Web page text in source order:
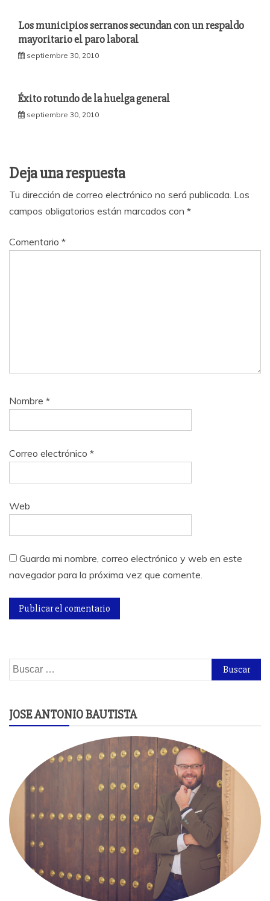
Los municipios serranos secundan con un respaldo
mayoritario el paro laboral
septiembre 30, 2010
Éxito rotundo de la huelga general
septiembre 30, 2010
Deja una respuesta
Tu dirección de correo electrónico no será publicada. Los
campos obligatorios están marcados con *
Comentario *
Nombre *
Correo electrónico *
Web
Guarda mi nombre, correo electrónico y web en este
navegador para la próxima vez que comente.
Buscar:
JOSE ANTONIO BAUTISTA